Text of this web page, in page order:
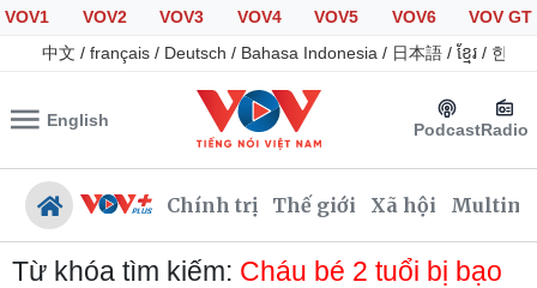
VOV1 VOV2 VOV3 VOV4 VOV5 VOV6
VOV GT
中文 / français / Deutsch / Bahasa Indonesia / 日本語 / ខ្មែរ / 한국
English PodcastRadio
Chính trị Thế giới Xã hội
Từ khóa tìm kiếm: Cháu bé 2 tuổi bị bạo